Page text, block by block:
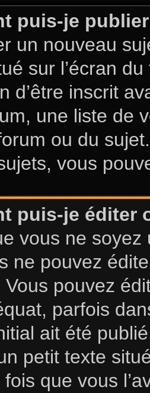
puis-je
un nouveau
sur l’écran
d’être inscrit
une liste de
ou du
vous
puis-je éditer
vous ne
ne pouvez
Vous pouvez
parfois
ait été
petit texte
que vous